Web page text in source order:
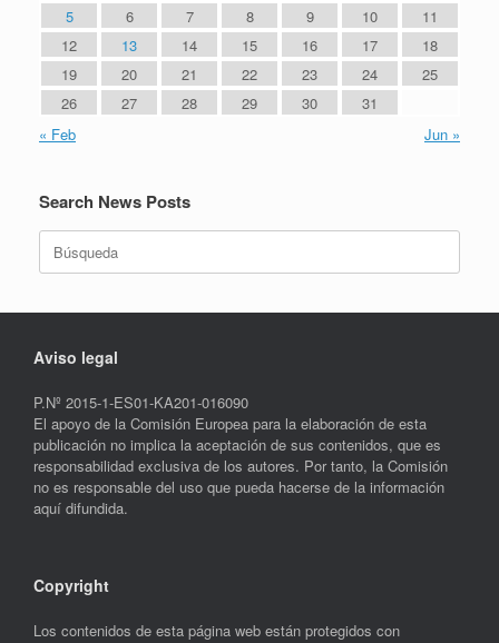
5
6 7 8 9 10
11
12
13 14 15 16 17
18
19
20 21 22 23 24
25
26
27 28 29 30
31
« Feb
Jun »
Search News Posts
Buscar:
Aviso legal
P.Nº 2015-1-ES01-KA201-016090
El apoyo de la Comisión Europea para la elaboración de esta
publicación no implica la aceptación de sus contenidos, que es
responsabilidad exclusiva de los autores. Por tanto, la Comisión
no es responsable del uso que pueda hacerse de la información
aquí difundida.
Copyright
Los contenidos de esta página web están protegidos con